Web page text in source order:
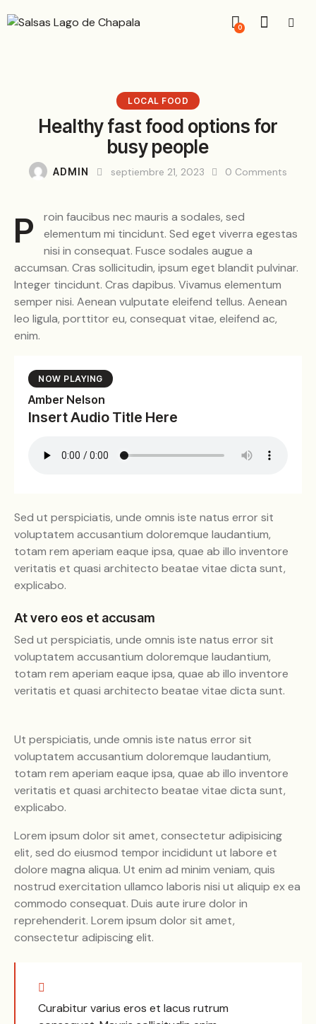
0
LOCAL FOOD
Healthy fast food options for
busy people
ADMIN septiembre 21, 2023 0 Comments
Proin faucibus nec mauris a sodales, sed
elementum mi tincidunt. Sed eget viverra egestas
nisi in consequat. Fusce sodales augue a
accumsan. Cras sollicitudin, ipsum eget blandit pulvinar.
Integer tincidunt. Cras dapibus. Vivamus elementum
semper nisi. Aenean vulputate eleifend tellus. Aenean
leo ligula, porttitor eu, consequat vitae, eleifend ac,
enim.
NOW PLAYING
Amber Nelson
Insert Audio Title Here
Sed ut perspiciatis, unde omnis iste natus error sit
voluptatem accusantium doloremque laudantium,
totam rem aperiam eaque ipsa, quae ab illo inventore
veritatis et quasi architecto beatae vitae dicta sunt,
explicabo.
At vero eos et accusam
Sed ut perspiciatis, unde omnis iste natus error sit
voluptatem accusantium doloremque laudantium,
totam rem aperiam eaque ipsa, quae ab illo inventore
veritatis et quasi architecto beatae vitae dicta sunt.
Ut perspiciatis, unde omnis iste natus error sit
voluptatem accusantium doloremque laudantium,
totam rem aperiam eaque ipsa, quae ab illo inventore
veritatis et quasi architecto beatae vitae dicta sunt,
explicabo.
Lorem ipsum dolor sit amet, consectetur adipisicing
elit, sed do eiusmod tempor incididunt ut labore et
dolore magna aliqua. Ut enim ad minim veniam, quis
nostrud exercitation ullamco laboris nisi ut aliquip ex ea
commodo consequat. Duis aute irure dolor in
reprehenderit. Lorem ipsum dolor sit amet,
consectetur adipiscing elit.
Curabitur varius eros et lacus rutrum